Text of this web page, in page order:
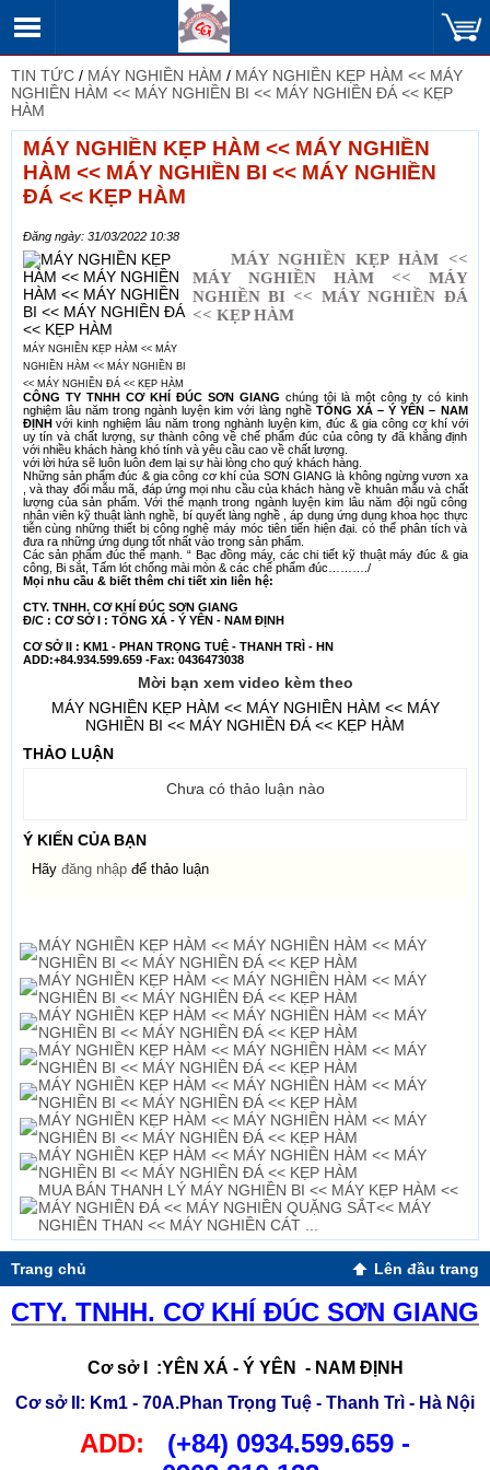
TIN TỨC / MÁY NGHIỀN HÀM / MÁY NGHIỀN KẸP HÀM << MÁY
NGHIỀN HÀM << MÁY NGHIỀN BI << MÁY NGHIỀN ĐÁ << KẸP
HÀM
MÁY NGHIỀN KẸP HÀM << MÁY NGHIỀN
HÀM << MÁY NGHIỀN BI << MÁY NGHIỀN
ĐÁ << KẸP HÀM
Đăng ngày: 31/03/2022 10:38
MÁY NGHIỀN KẸP HÀM << MÁY
NGHIỀN HÀM << MÁY NGHIỀN BI
<< MÁY NGHIỀN ĐÁ << KẸP HÀM
MÁY NGHIỀN KẸP HÀM <<
MÁY NGHIỀN HÀM << MÁY
NGHIỀN BI << MÁY NGHIỀN ĐÁ
<< KẸP HÀM
CÔNG TY TNHH CƠ KHÍ ĐÚC SƠN GIANG chúng tôi là một công ty có kinh
nghiệm lâu năm trong ngành luyện kim với làng nghề TỐNG XÁ – Ý YÊN – NAM
ĐỊNHvới kinh nghiệm lâu năm trong nghành luyện kim, đúc & gia công cơ khí với
uy tín và chất lượng, sự thành công về chế phẩm đúc của công ty đã khẳng định
với nhiều khách hàng khó tính và yêu cầu cao về chất lượng.
với lời hứa sẽ luôn luôn đem lại sự hài lòng cho quý khách hàng.
Những sản phẩm đúc & gia công cơ khí của SƠN GIANG là không ngừng vươn xa
, và thay đổi mẫu mã, đáp ứng mọi nhu cầu của khách hàng về khuân mẫu và chất
lượng của sản phẩm. Với thế mạnh trong ngành luyện kim lâu năm đội ngũ công
nhân viên kỹ thuật lành nghề, bí quyết làng nghề , áp dụng ứng dụng khoa học thực
tiễn cùng những thiết bị công nghệ máy móc tiên tiến hiện đại. có thể phân tích và
đưa ra những ứng dụng tốt nhất vào trong sản phẩm.
Các sản phẩm đúc thế mạnh. “ Bạc đồng máy, các chi tiết kỹ thuật máy đúc & gia
công, Bi sắt, Tấm lót chống mài mòn & các chế phẩm đúc………./
Mọi nhu cầu & biết thêm chi tiết xin liên hệ:
CTY. TNHH. CƠ KHÍ ĐÚC SƠN GIANG
Đ/C : CƠ SỞ I : TỐNG XÁ - Ý YÊN - NAM ĐỊNH
CƠ SỞ II : KM1 - PHAN TRỌNG TUỆ - THANH TRÌ - HN
ADD:+84.934.599.659 -Fax: 0436473038
Mời bạn xem video kèm theo
MÁY NGHIỀN KẸP HÀM << MÁY NGHIỀN HÀM << MÁY
NGHIỀN BI << MÁY NGHIỀN ĐÁ << KẸP HÀM
THẢO LUẬN
Chưa có thảo luận nào
Ý KIẾN CỦA BẠN
Hãy đăng nhập để thảo luận
MÁY NGHIỀN KẸP HÀM << MÁY NGHIỀN HÀM << MÁY
NGHIỀN BI << MÁY NGHIỀN ĐÁ << KẸP HÀM
MÁY NGHIỀN KẸP HÀM << MÁY NGHIỀN HÀM << MÁY
NGHIỀN BI << MÁY NGHIỀN ĐÁ << KẸP HÀM
MÁY NGHIỀN KẸP HÀM << MÁY NGHIỀN HÀM << MÁY
NGHIỀN BI << MÁY NGHIỀN ĐÁ << KẸP HÀM
MÁY NGHIỀN KẸP HÀM << MÁY NGHIỀN HÀM << MÁY
NGHIỀN BI << MÁY NGHIỀN ĐÁ << KẸP HÀM
MÁY NGHIỀN KẸP HÀM << MÁY NGHIỀN HÀM << MÁY
NGHIỀN BI << MÁY NGHIỀN ĐÁ << KẸP HÀM
MÁY NGHIỀN KẸP HÀM << MÁY NGHIỀN HÀM << MÁY
NGHIỀN BI << MÁY NGHIỀN ĐÁ << KẸP HÀM
MÁY NGHIỀN KẸP HÀM << MÁY NGHIỀN HÀM << MÁY
NGHIỀN BI << MÁY NGHIỀN ĐÁ << KẸP HÀM
MUA BÁN THANH LÝ MÁY NGHIỀN BI << MÁY KẸP HÀM <<
MÁY NGHIỀN ĐÁ << MÁY NGHIỀN QUẶNG SẮT<< MÁY
NGHIỀN THAN << MÁY NGHIỀN CÁT ...
Trang chủ Lên đầu trang
CTY. TNHH. CƠ KHÍ ĐÚC SƠN GIANG
Cơ sở I :YÊN XÁ - Ý YÊN - NAM ĐỊNH
Cơ sở II : Km1 - 70A.Phan Trọng Tuệ - Thanh Trì - Hà Nội
ADD: (+84) 0934.599.659 -